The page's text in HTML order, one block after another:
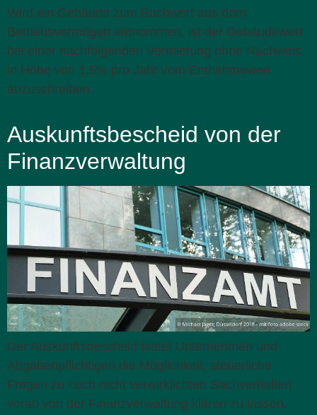
Wird ein Gebäude zum Buchwert aus dem
Betriebsvermögen entnommen, ist der Gebäudewert
bei einer nachfolgenden Vermietung ohne Nachweis
in Höhe von 1,5% pro Jahr vom Entnahmewert
abzuschreiben.
Auskunftsbescheid von der
Finanzverwaltung
Der Auskunftsbescheid bietet Unternehmen und
Abgabenpflichtigen die Möglichkeit, steuerliche
Fragen zu noch nicht verwirklichten Sachverhalten
vorab von der Finanzverwaltung klären zu lassen.